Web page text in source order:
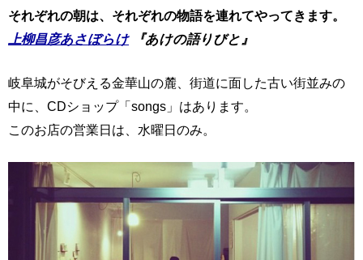
それぞれの朝は、それぞれの物語を連れてやってきます。
上柳昌彦あさぼらけ『あけの語りびと』
岐阜城がそびえる金華山の麓、街道に面した古い街並みの
中に、CDショップ「songs」はあります。
このお店の営業日は、水曜日のみ。